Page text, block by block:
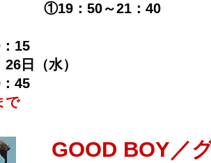
①19：50～21：40
15
日（水）
45
で
GOOD BOY／